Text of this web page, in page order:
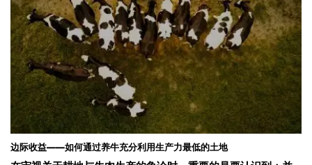
边际收益——如何通过养牛充分利用生产力最低的土地